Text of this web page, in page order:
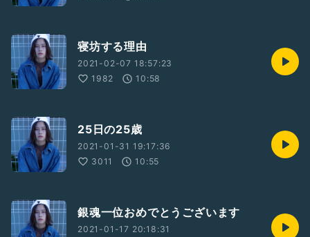
寝坊する理由
2021-02-07 18:57:23
1982
10:58
25日の25歳
2021-01-31 19:17:36
3011
10:55
銀魂一位おめでとうございます
2021-01-17 20:18:31